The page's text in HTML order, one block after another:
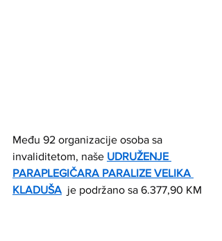
Među 92 organizacije osoba sa
invaliditetom, naše UDRUŽENJE
PARAPLEGIČARA PARALIZE VELIKA
KLADUŠA je podržano sa 6.377,90 KM